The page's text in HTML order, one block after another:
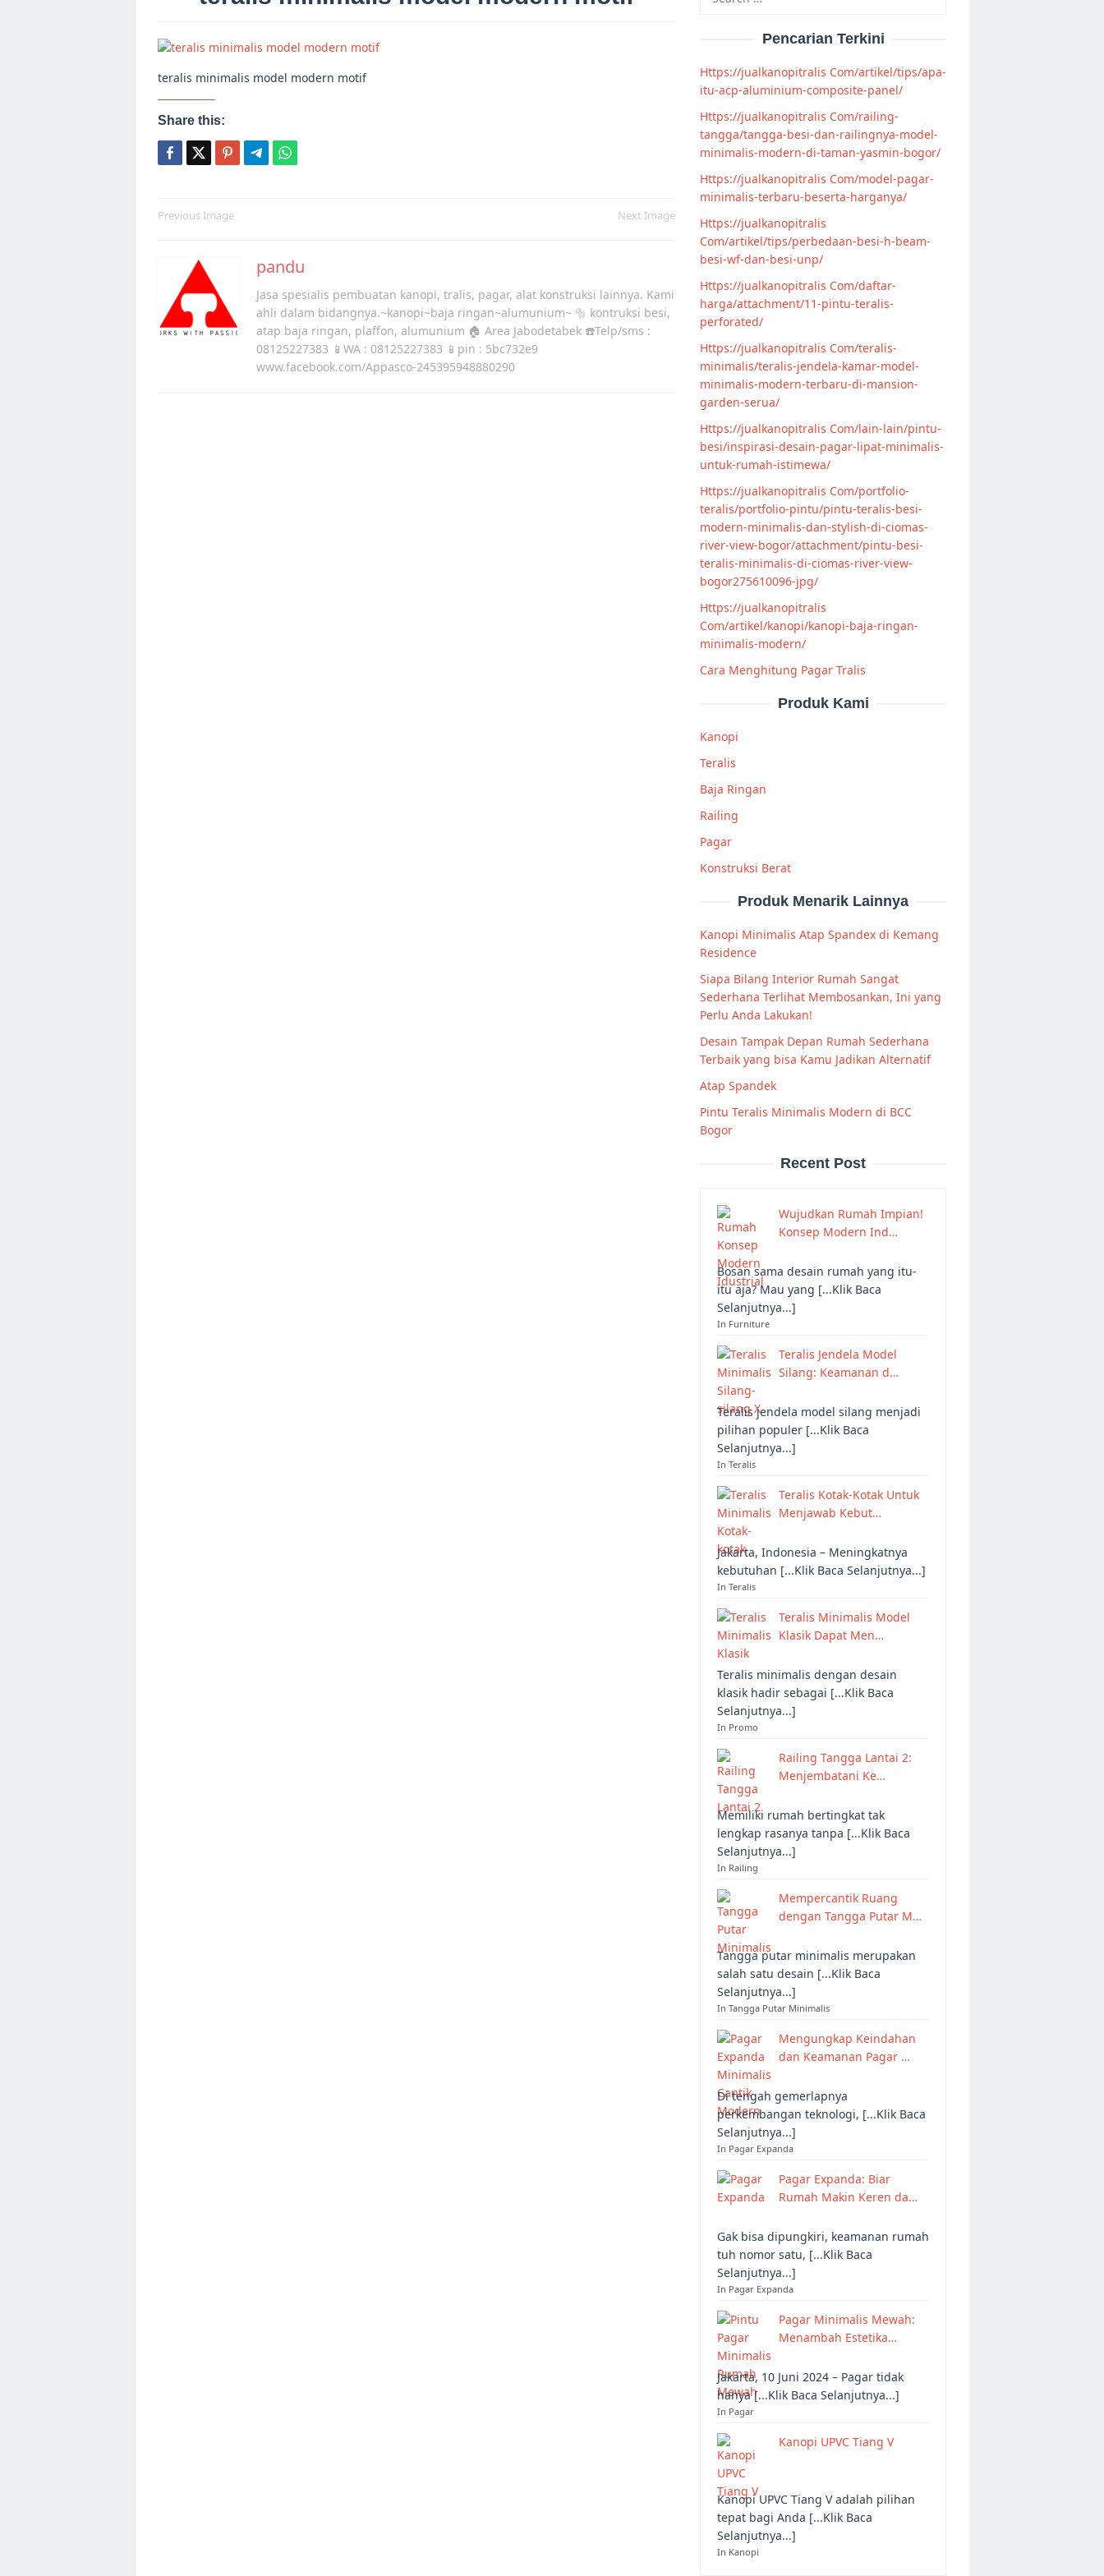
teralis minimalis model modern motif
Share this:
Post
Previous Image Next Image
pandu
Jasa spesialis pembuatan kanopi, tralis, pagar, alat konstruksi lainnya. Kami
ahli dalam bidangnya.~kanopi~baja ringan~alumunium~ 🔩 kontruksi besi,
atap baja ringan, plaffon, alumunium 🏠 Area Jabodetabek ☎️Telp/sms :
08125227383 📱WA : 08125227383 📱pin : 5bc732e9
www.facebook.com/Appasco-245395948880290
for:
Pencarian Terkini
Https://jualkanopitralis Com/artikel/tips/apa-
itu-acp-aluminium-composite-panel/
Https://jualkanopitralis Com/railing-
tangga/tangga-besi-dan-railingnya-model-
minimalis-modern-di-taman-yasmin-bogor/
Https://jualkanopitralis Com/model-pagar-
minimalis-terbaru-beserta-harganya/
Https://jualkanopitralis
Com/artikel/tips/perbedaan-besi-h-beam-
besi-wf-dan-besi-unp/
Https://jualkanopitralis Com/daftar-
harga/attachment/11-pintu-teralis-
perforated/
Https://jualkanopitralis Com/teralis-
minimalis/teralis-jendela-kamar-model-
minimalis-modern-terbaru-di-mansion-
garden-serua/
Https://jualkanopitralis Com/lain-lain/pintu-
besi/inspirasi-desain-pagar-lipat-minimalis-
untuk-rumah-istimewa/
Https://jualkanopitralis Com/portfolio-
teralis/portfolio-pintu/pintu-teralis-besi-
modern-minimalis-dan-stylish-di-ciomas-
river-view-bogor/attachment/pintu-besi-
teralis-minimalis-di-ciomas-river-view-
bogor275610096-jpg/
Https://jualkanopitralis
Com/artikel/kanopi/kanopi-baja-ringan-
minimalis-modern/
Cara Menghitung Pagar Tralis
Produk Kami
Kanopi
Teralis
Baja Ringan
Railing
Pagar
Konstruksi Berat
Produk Menarik Lainnya
Kanopi Minimalis Atap Spandex di Kemang
Residence
Siapa Bilang Interior Rumah Sangat
Sederhana Terlihat Membosankan, Ini yang
Perlu Anda Lakukan!
Desain Tampak Depan Rumah Sederhana
Terbaik yang bisa Kamu Jadikan Alternatif
Atap Spandek
Pintu Teralis Minimalis Modern di BCC
Bogor
Recent Post
Wujudkan Rumah Impian!
Konsep Modern Ind…
Bosan sama desain rumah yang itu-
itu aja? Mau yang [...Klik Baca
Selanjutnya...]
In Furniture
Teralis Jendela Model
Silang: Keamanan d…
Teralis jendela model silang menjadi
pilihan populer [...Klik Baca
Selanjutnya...]
In Teralis
Teralis Kotak-Kotak Untuk
Menjawab Kebut…
Jakarta, Indonesia – Meningkatnya
kebutuhan [...Klik Baca Selanjutnya...]
In Teralis
Teralis Minimalis Model
Klasik Dapat Men…
Teralis minimalis dengan desain
klasik hadir sebagai [...Klik Baca
Selanjutnya...]
In Promo
Railing Tangga Lantai 2:
Menjembatani Ke…
Memiliki rumah bertingkat tak
lengkap rasanya tanpa [...Klik Baca
Selanjutnya...]
In Railing
Mempercantik Ruang
dengan Tangga Putar M…
Tangga putar minimalis merupakan
salah satu desain [...Klik Baca
Selanjutnya...]
In Tangga Putar Minimalis
Mengungkap Keindahan
dan Keamanan Pagar …
Di tengah gemerlapnya
perkembangan teknologi, [...Klik Baca
Selanjutnya...]
In Pagar Expanda
Pagar Expanda: Biar
Rumah Makin Keren da…
Gak bisa dipungkiri, keamanan rumah
tuh nomor satu, [...Klik Baca
Selanjutnya...]
In Pagar Expanda
Pagar Minimalis Mewah:
Menambah Estetika…
Jakarta, 10 Juni 2024 – Pagar tidak
hanya [...Klik Baca Selanjutnya...]
In Pagar
Kanopi UPVC Tiang V
Kanopi UPVC Tiang V adalah pilihan
tepat bagi Anda [...Klik Baca
Selanjutnya...]
In Kanopi